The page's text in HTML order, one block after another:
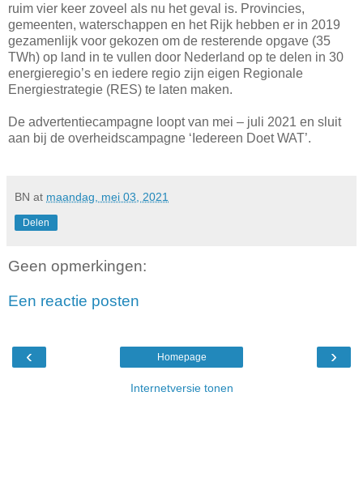
ruim vier keer zoveel als nu het geval is. Provincies,
gemeenten, waterschappen en het Rijk hebben er in 2019
gezamenlijk voor gekozen om de resterende opgave (35
TWh) op land in te vullen door Nederland op te delen in 30
energieregio’s en iedere regio zijn eigen Regionale
Energiestrategie (RES) te laten maken.
De advertentiecampagne loopt van mei – juli 2021 en sluit
aan bij de overheidscampagne ‘Iedereen Doet WAT’.
BN at maandag, mei 03, 2021
Delen
Geen opmerkingen:
Een reactie posten
‹ ›
Homepage
Internetversie tonen